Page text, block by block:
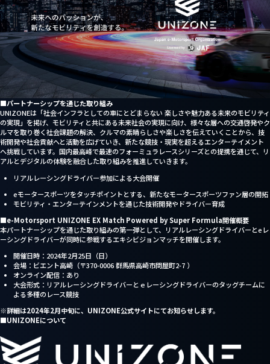
■パートナーシップを通じた取り組み
UNIZONEは「社会インフラとしての車にとどまらない 楽しさや魅力ある未来のモビリティ
の実現」を掲げ、モビリティと共にある未来社会の実現に向け、様々な層への交通啓発やク
ルマを取り巻く社会課題の解決、クルマの素晴らしさや楽しさを伝えていくことから、技
術開発や社会貢献へと活動を広げていき、新たな競技・現実を超えるエンターテイメント
へ挑戦しています。国内最高峰で最速のフォーミュラレースシリーズとの提携を通じて、リ
アルとデジタルの体験を融合した取り組みを推進していきます。
リアルレーシングドライバー参加による大会開催
eモータースポーツをタッチポイントとする、新たなモータースポーツファン層の開拓
モビリティ・エンターテインメントを通じた技術開発やドライバー育成
■e-Motorsport UNIZONE EX Match Powered by Super Formula開催概要
本パートナーシップを通じた取り組みの第一弾として、リアルレーシングドライバーとeレ
ーシングドライバーが同時に参戦するエキシビジョンマッチを開催します。
開催日時：2024年2月25日（日）
会場：ビエント高崎（〒370-0006 群馬県高崎市問屋町2-7 ）
オンライン配信：あり
大会形式：リアルレーシングドライバーとｅレーシングドライバーのタッグチームに
よる多種のレース競技
※詳細は2024年2月中旬に、UNIZONE公式サイトにてお知らせします。
■UNIZONEについて